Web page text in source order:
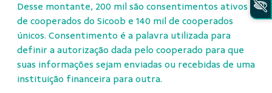
Desse montante, 200 mil são consentimentos ativos
de cooperados do Sicoob e 140 mil de cooperados
únicos. Consentimento é a palavra utilizada para
definir a autorização dada pelo cooperado para que
suas informações sejam enviadas ou recebidas de uma
instituição financeira para outra.